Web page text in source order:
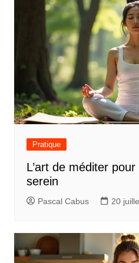
Pratique
L’art de méditer
serein
Pascal Cabus 20